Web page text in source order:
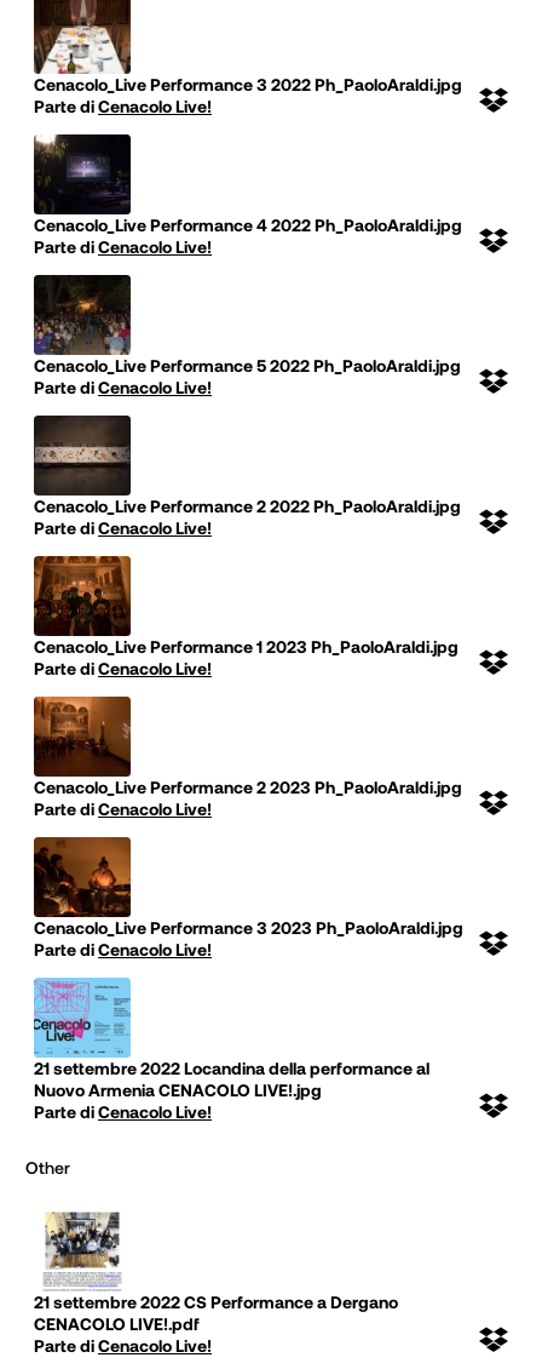
Cenacolo_Live Performance 3 2022 Ph_PaoloAraldi.jpg
Parte diCenacolo Live!
Cenacolo_Live Performance 4 2022 Ph_PaoloAraldi.jpg
Parte diCenacolo Live!
Cenacolo_Live Performance 5 2022 Ph_PaoloAraldi.jpg
Parte diCenacolo Live!
Cenacolo_Live Performance 2 2022 Ph_PaoloAraldi.jpg
Parte diCenacolo Live!
Cenacolo_Live Performance 1 2023 Ph_PaoloAraldi.jpg
Parte diCenacolo Live!
Cenacolo_Live Performance 2 2023 Ph_PaoloAraldi.jpg
Parte diCenacolo Live!
Cenacolo_Live Performance 3 2023 Ph_PaoloAraldi.jpg
Parte diCenacolo Live!
21 settembre 2022 Locandina della performance al
Nuovo Armenia CENACOLO LIVE!.jpg
Parte diCenacolo Live!
other
21 settembre 2022 CS Performance a Dergano
CENACOLO LIVE!.pdf
Parte diCenacolo Live!